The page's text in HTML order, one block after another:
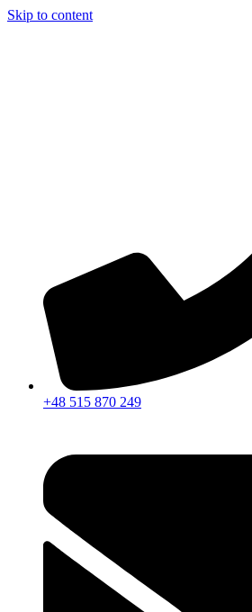
Skip to content
+48 515 870 249